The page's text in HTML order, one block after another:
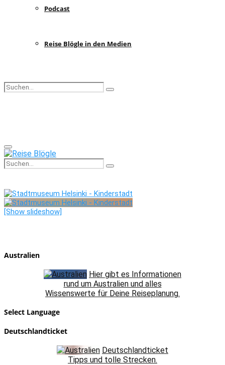
Podcast
Reise Blögle in den Medien
Search
Search
Primary
Menu
Search
for:
Search
[Show slideshow]
Australien
Hier gibt es Informationen
rund um Australien und alles
Wissenswerte für Deine Reiseplanung.
Select Language
Deutschlandticket
Deutschlandticket
Tipps und tolle Strecken.